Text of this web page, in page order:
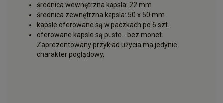
średnica wewnętrzna kapsla: 22 mm
średnica zewnętrzna kapsla: 50 x 50 mm
kapsle oferowane są w paczkach po 6 szt.
oferowane kapsle są puste - bez monet.
Zaprezentowany przykład użycia ma jedynie
charakter poglądowy,